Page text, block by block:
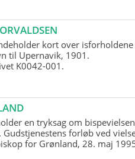
kort over
til Upernavik, 1901.
K0042-001.
en tryksag om
Gudstjenestens forløb ved
for Grønland, 28. maj